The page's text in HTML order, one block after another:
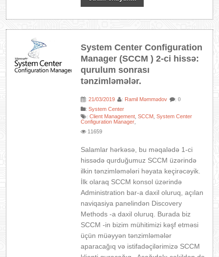
System Center Configuration
Manager (SCCM ) 2-ci hissə:
qurulum sonrası
tənzimləmələr.
:21/03/2019 : Ramil Məmmədov : 0
:System Center
:Client Management ,SCCM ,System Center
Configuration Manager
11659
Salamlar hərkəsə, bu məqalədə 1-ci
hissədə qurduğumuz SCCM üzərində
ilkin tənzimləmələri həyata keçirəcəyik.
İlk olaraq SCCM konsol üzərində
Administration bar-a daxil oluruq, açılan
naviqasiya panelindən Discovery
Methods -a daxil oluruq. Burada biz
SCCM -in bizim mühitimizi kəşf etməsi
üçün müəyyən tənzimləmələr
aparacağıq və istifadəçilərimizə SCCM